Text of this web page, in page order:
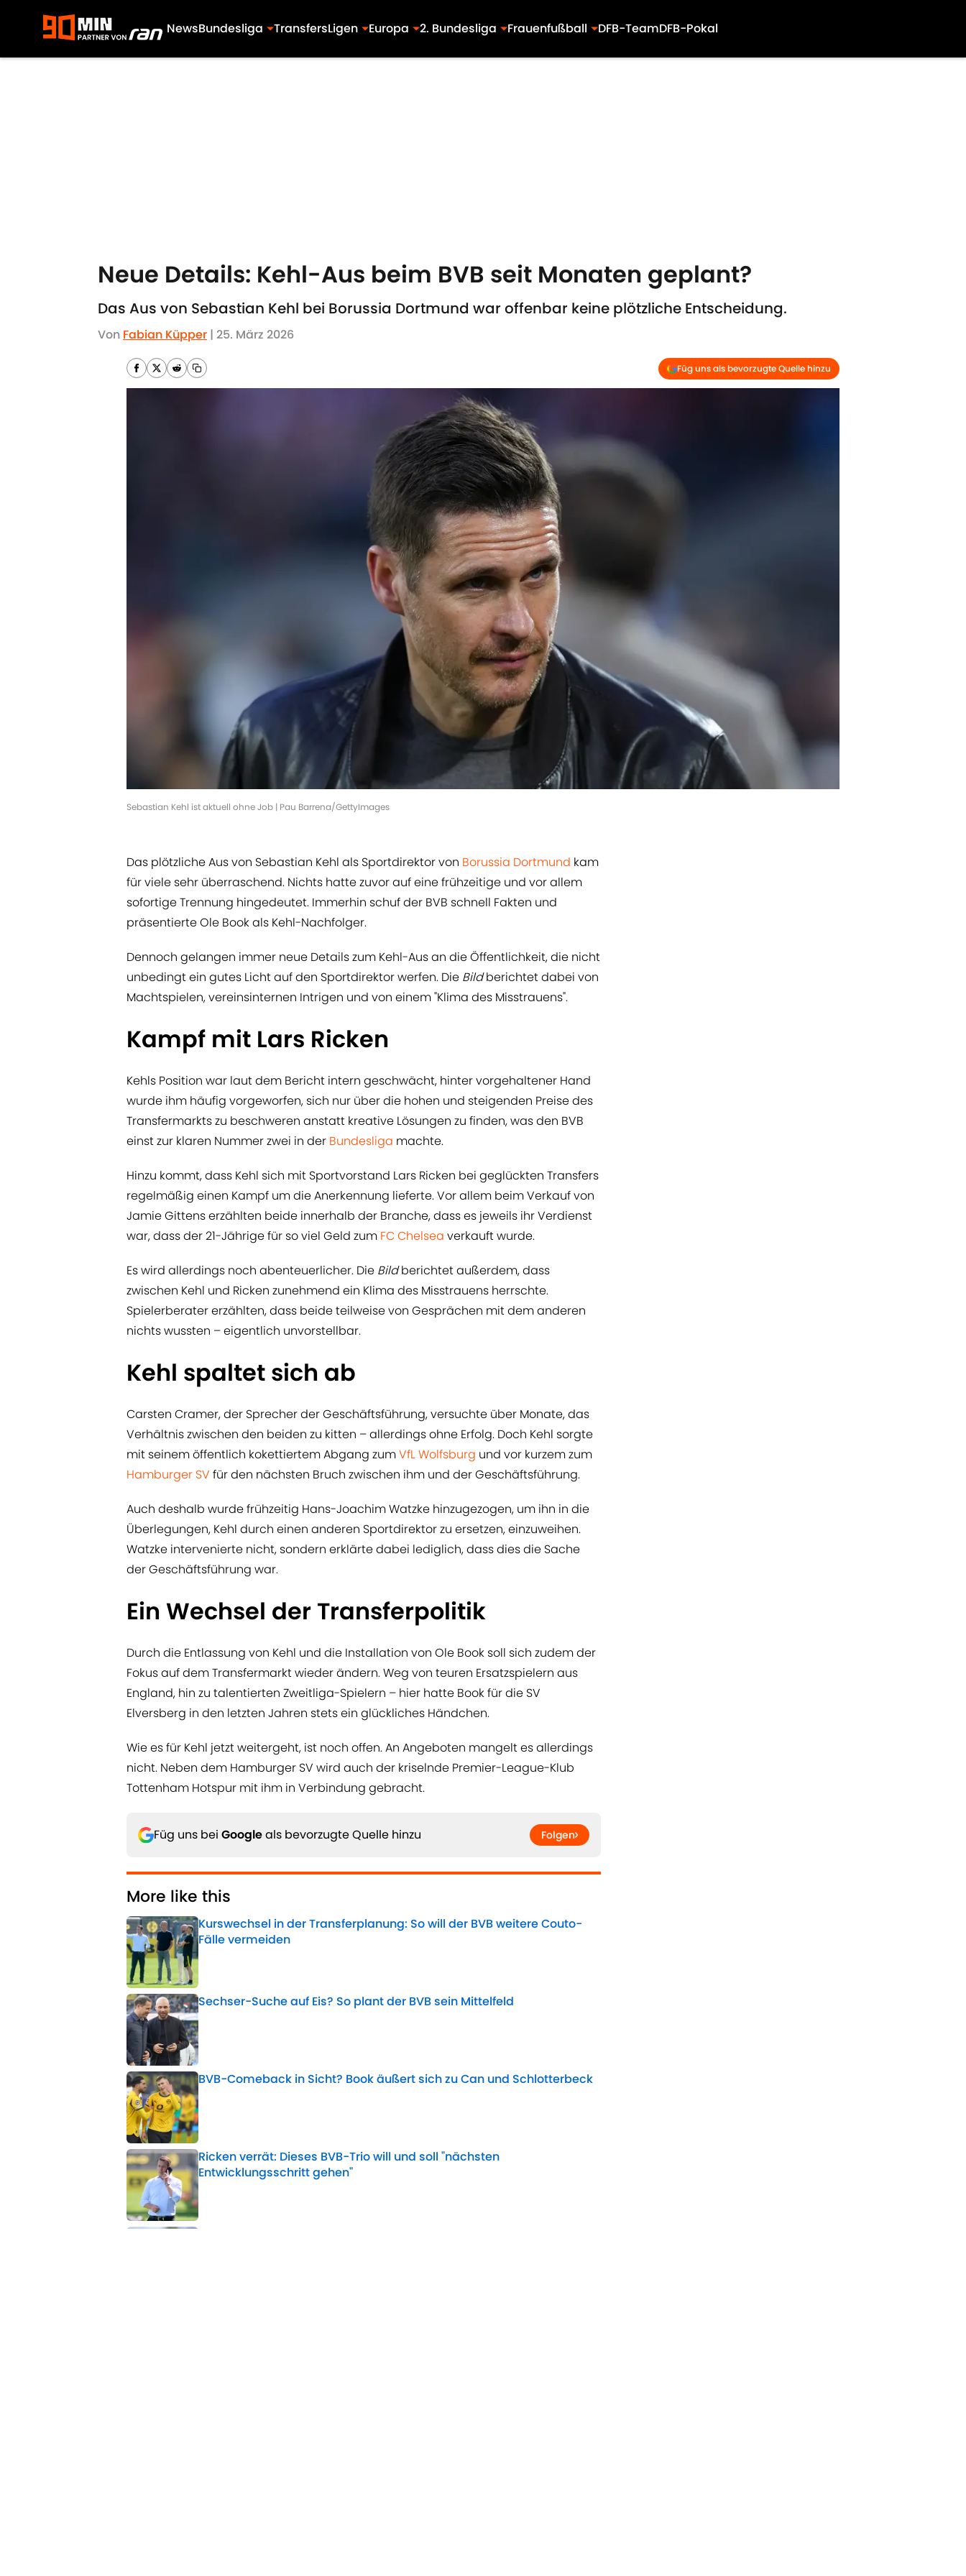
NewsBundesliga TransfersLigen Europa 2. Bundesliga Frauenfußball DFB-TeamDFB-Pokal
Neue Details: Kehl-Aus beim BVB seit Monaten geplant?
Das Aus von Sebastian Kehl bei Borussia Dortmund war offenbar keine plötzliche Entscheidung.
Von Fabian Küpper | 25. März 2026
Füg uns als bevorzugte Quelle hinzu
Sebastian Kehl ist aktuell ohne Job | Pau Barrena/GettyImages
Das plötzliche Aus von Sebastian Kehl als Sportdirektor von Borussia Dortmund kam
für viele sehr überraschend. Nichts hatte zuvor auf eine frühzeitige und vor allem
sofortige Trennung hingedeutet. Immerhin schuf der BVB schnell Fakten und
präsentierte Ole Book als Kehl-Nachfolger.
Dennoch gelangen immer neue Details zum Kehl-Aus an die Öffentlichkeit, die nicht
unbedingt ein gutes Licht auf den Sportdirektor werfen. Die Bildberichtet dabei von
Machtspielen, vereinsinternen Intrigen und von einem "Klima des Misstrauens".
Kampf mit Lars Ricken
Kehls Position war laut dem Bericht intern geschwächt, hinter vorgehaltener Hand
wurde ihm häufig vorgeworfen, sich nur über die hohen und steigenden Preise des
Transfermarkts zu beschweren anstatt kreative Lösungen zu finden, was den BVB
einst zur klaren Nummer zwei in der Bundesliga machte.
Hinzu kommt, dass Kehl sich mit Sportvorstand Lars Ricken bei geglückten Transfers
regelmäßig einen Kampf um die Anerkennung lieferte. Vor allem beim Verkauf von
Jamie Gittens erzählten beide innerhalb der Branche, dass es jeweils ihr Verdienst
war, dass der 21-Jährige für so viel Geld zum FC Chelsea verkauft wurde.
Es wird allerdings noch abenteuerlicher. Die Bildberichtet außerdem, dass
zwischen Kehl und Ricken zunehmend ein Klima des Misstrauens herrschte.
Spielerberater erzählten, dass beide teilweise von Gesprächen mit dem anderen
nichts wussten – eigentlich unvorstellbar.
Kehl spaltet sich ab
Carsten Cramer, der Sprecher der Geschäftsführung, versuchte über Monate, das
Verhältnis zwischen den beiden zu kitten – allerdings ohne Erfolg. Doch Kehl sorgte
mit seinem öffentlich kokettiertem Abgang zumVfL Wolfsburg und vor kurzem zum
Hamburger SV für den nächsten Bruch zwischen ihm und der Geschäftsführung.
Auch deshalb wurde frühzeitig Hans-Joachim Watzke hinzugezogen, um ihn in die
Überlegungen, Kehl durch einen anderen Sportdirektor zu ersetzen, einzuweihen.
Watzke intervenierte nicht, sondern erklärte dabei lediglich, dass dies die Sache
der Geschäftsführung war.
Ein Wechsel der Transferpolitik
Durch die Entlassung von Kehl und die Installation von Ole Book soll sich zudem der
Fokus auf dem Transfermarkt wieder ändern. Weg von teuren Ersatzspielern aus
England, hin zu talentierten Zweitliga-Spielern – hier hatte Book für die SV
Elversberg in den letzten Jahren stets ein glückliches Händchen.
Wie es für Kehl jetzt weitergeht, ist noch offen. An Angeboten mangelt es allerdings
nicht. Neben dem Hamburger SV wird auch der kriselnde Premier-League-Klub
Tottenham Hotspur mit ihm in Verbindung gebracht.
Füg uns bei Googleals bevorzugte Quelle hinzu Folgen
More like this
Kurswechsel in der Transferplanung: So will der BVB weitere Couto-
Fälle vermeiden
Published by on Invalid Date
Sechser-Suche auf Eis? So plant der BVB sein Mittelfeld
Published by on Invalid Date
BVB-Comeback in Sicht? Book äußert sich zu Can und Schlotterbeck
Published by on Invalid Date
Ricken verrät: Dieses BVB-Trio will und soll "nächsten
Entwicklungsschritt gehen"
Published by on Invalid Date